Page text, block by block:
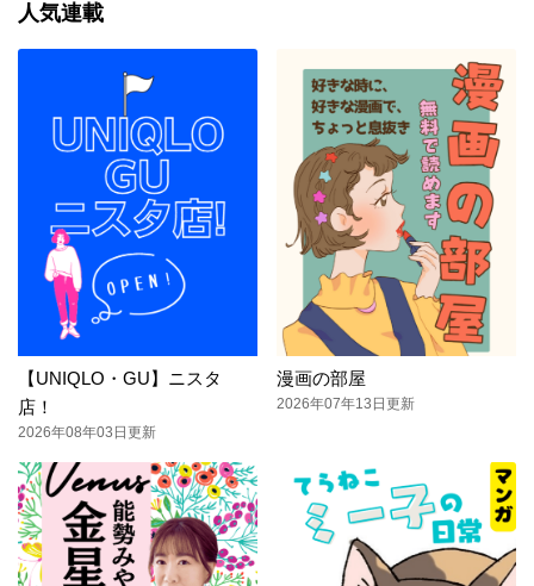
人気連載
【UNIQLO・GU】ニスタ
店！
2026年08年03日更新
漫画の部屋
2026年07年13日更新